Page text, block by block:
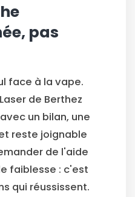
pas
face à la vape.
de Berthez
un bilan, une
reste joignable
de l'aide
faiblesse : c'est
qui réussissent.